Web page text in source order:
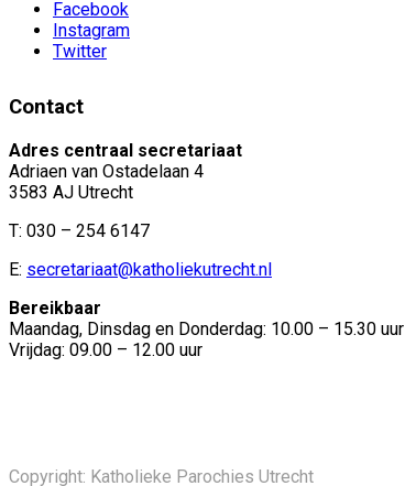
Facebook
Instagram
Twitter
Contact
Adres centraal secretariaat
Adriaen van Ostadelaan 4
3583 AJ Utrecht
T: 030 – 254 6147
E: secretariaat@katholiekutrecht.nl
Bereikbaar
Maandag, Dinsdag en Donderdag: 10.00 – 15.30 uur
Vrijdag: 09.00 – 12.00 uur
Copyright: Katholieke Parochies Utrecht